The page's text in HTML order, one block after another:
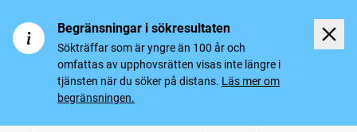
Begränsningar i sökresultaten
Sökträffar som är yngre än 100 år och
omfattas av upphovsrätten visas inte längre i
tjänsten när du söker på distans. Läs mer om
begränsningen.